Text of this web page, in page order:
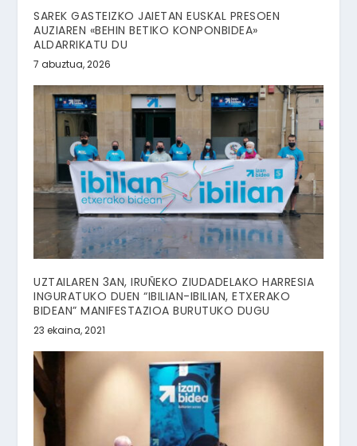
SAREK GASTEIZKO JAIETAN EUSKAL PRESOEN
AUZIAREN «BEHIN BETIKO KONPONBIDEA»
ALDARRIKATU DU
7 abuztua, 2026
UZTAILAREN 3AN, IRUÑEKO ZIUDADELAKO HARRESIA
INGURATUKO DUEN “IBILIAN-IBILIAN, ETXERAKO
BIDEAN” MANIFESTAZIOA BURUTUKO DUGU
23 ekaina, 2021